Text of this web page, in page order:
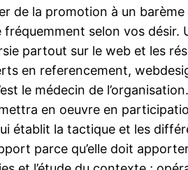
de la promotion à un
selon vos désir.
partout sur le web et les
en referencement,
le médecin de
en oeuvre en
établit la tactique et les
parce qu’elle doit